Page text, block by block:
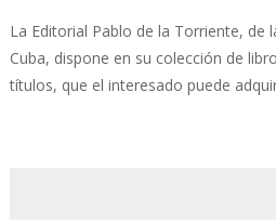
La Editorial Pablo de la Torriente, de
Cuba, dispone en su colección de
títulos, que el interesado puede